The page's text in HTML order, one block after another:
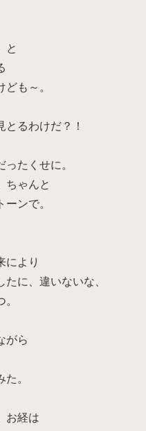
と
も～。
とるわけだ？！
たくせに。
ちゃんと
ンで。
により
に、違いないな、
がら
。
お経は